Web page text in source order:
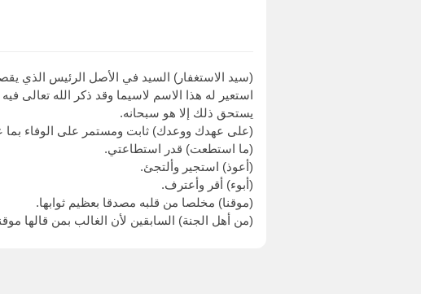
(سيد الاستغفار) السيد في الأصل الرئيس الذي
استعير له هذا الاسم لاسيما وقد ذكر الله تعالى
يستحق ذلك إلا هو سبحانه.
(على عهدك ووعدك) ثابت ومستمر على الوفاء بما
(ما استطعت) قدر استطاعتي.
(أعوذ) استجير وألتجئ.
(أبوء) أقر وأعترف.
(موقنا) مخلصا من قلبه مصدقا بعظيم ثوابها.
(من أهل الجنة) السابقين لأن الغالب بمن قالها